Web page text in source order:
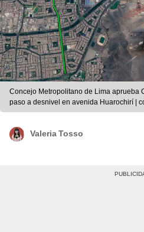
Concejo Metropolitano de Lima aprueba
paso a desnivel en avenida Huarochirí |
Valeria Tosso